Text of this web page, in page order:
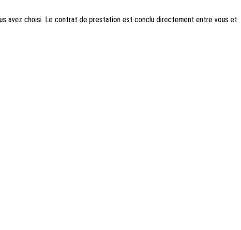
avez choisi. Le contrat de prestation est conclu directement entre vous et